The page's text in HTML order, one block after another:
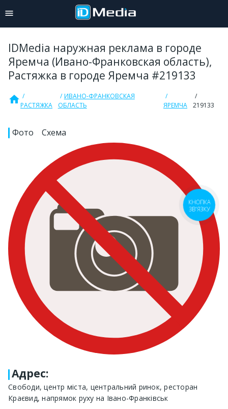
IDMedia наружная реклама в городе
Яремча (Ивано-Франковская область),
Растяжка в городе Яремча #219133
homeРАСТЯЖКА
ИВАНО-ФРАНКОВСКАЯ
ОБЛАСТЬ
ЯРЕМЧА 219133
Фото Схема
Адрес:
Свободи, центр міста, центральний ринок, ресторан
Краєвид, напрямок руху на Івано-Франківськ
КНОПКА
ЗВ'ЯЗКУ